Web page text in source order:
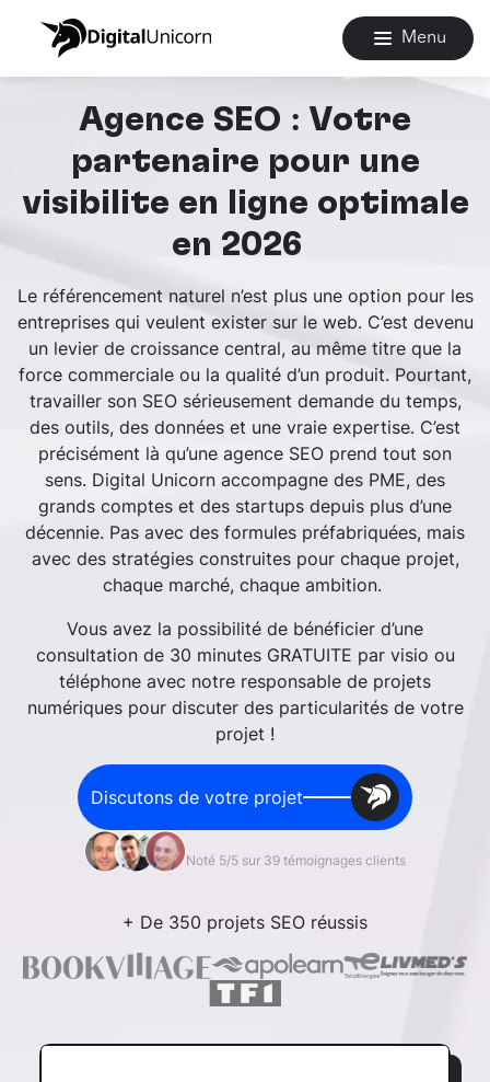
Menu
Agence SEO : Votre
partenaire pour une
visibilité en ligne optimale
en 2026
Le référencement naturel n’est plus une option pour les
entreprises qui veulent exister sur le web. C’est devenu
un levier de croissance central, au même titre que la
force commerciale ou la qualité d’un produit. Pourtant,
travailler son SEO sérieusement demande du temps,
des outils, des données et une vraie expertise. C’est
précisément là qu’une agence SEO prend tout son
sens. Digital Unicorn accompagne des PME, des
grands comptes et des startups depuis plus d’une
décennie. Pas avec des formules préfabriquées, mais
avec des stratégies construites pour chaque projet,
chaque marché, chaque ambition.
Vous avez la possibilité de bénéficier d’une
consultation de 30 minutes GRATUITE par visio ou
téléphone avec notre responsable de projets
numériques pour discuter des particularités de votre
projet !
Discutons de votre projet
Noté 5/5 sur 39 témoignages clients
+ De 350 projets SEO réussis